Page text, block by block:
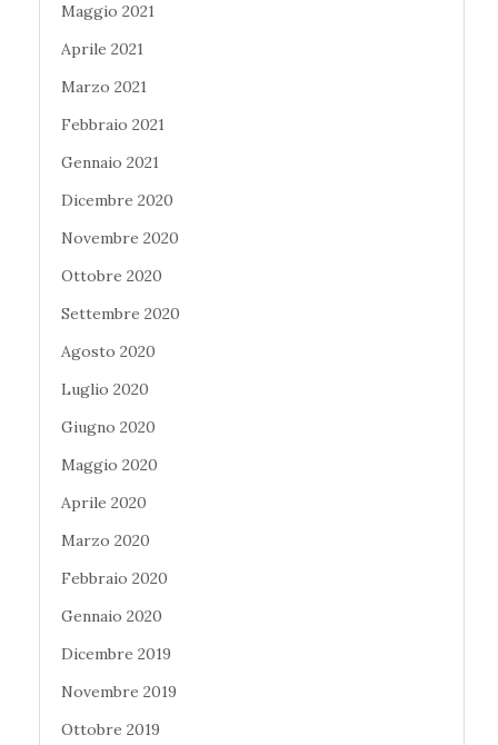
Maggio 2021
Aprile 2021
Marzo 2021
Febbraio 2021
Gennaio 2021
Dicembre 2020
Novembre 2020
Ottobre 2020
Settembre 2020
Agosto 2020
Luglio 2020
Giugno 2020
Maggio 2020
Aprile 2020
Marzo 2020
Febbraio 2020
Gennaio 2020
Dicembre 2019
Novembre 2019
Ottobre 2019